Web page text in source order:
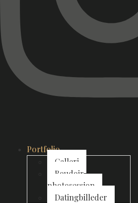
Portfolio
Galleri
Boudoir
photosession
Datingbilleder